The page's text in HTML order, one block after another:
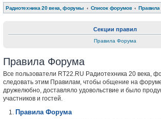
Радиотехника 20 века, форумы Список форумов Правила
Секции правил
Правила Форума
Правила Форума
Все пользователи RT22.RU Радиотехника 20 века,
следовать этим Правилам, чтобы общение на
дружелюбно, доставляло удовольствие и было
участников и гостей.
Правила Форума